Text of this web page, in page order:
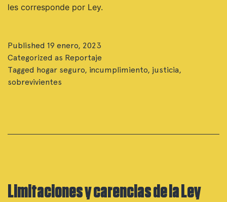
les corresponde por Ley.
Published 19 enero, 2023
Categorized as Reportaje
Tagged hogar seguro, incumplimiento, justicia,
sobrevivientes
Limitaciones y carencias de la Ley